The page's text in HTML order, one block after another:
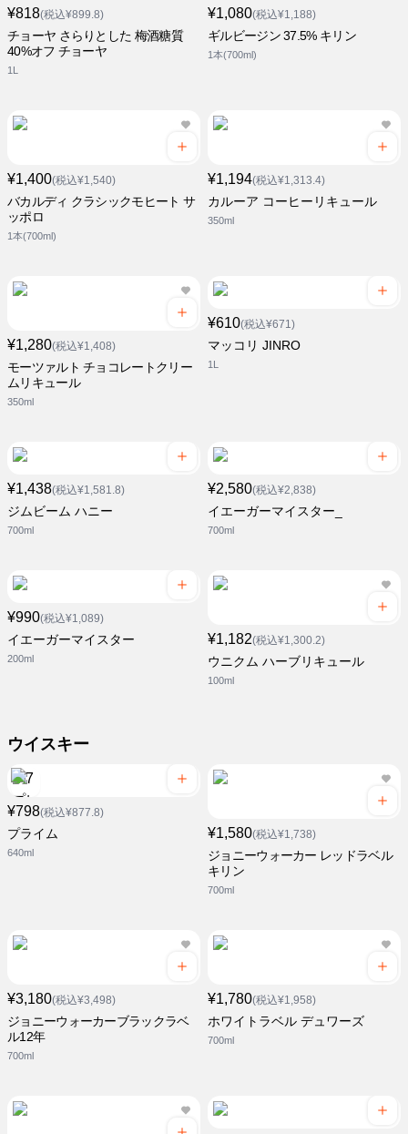
¥818(税込¥899.8)
チョーヤ さらりとした 梅酒糖質
40%オフ チョーヤ
1L
¥1,080(税込¥1,188)
ギルビージン 37.5% キリン
1本(700ml)
¥1,400(税込¥1,540)
バカルディ クラシックモヒート サ
ッポロ
1本(700ml)
¥1,194(税込¥1,313.4)
カルーア コーヒーリキュール
350ml
¥1,280(税込¥1,408)
モーツァルト チョコレートクリー
ムリキュール
350ml
¥610(税込¥671)
マッコリ JINRO
1L
¥1,438(税込¥1,581.8)
ジムビーム ハニー
700ml
¥2,580(税込¥2,838)
イエーガーマイスター_
700ml
¥990(税込¥1,089)
イエーガーマイスター
200ml
¥1,182(税込¥1,300.2)
ウニクム ハーブリキュール
100ml
ウイスキー
¥798(税込¥877.8)
プライム
640ml
¥1,580(税込¥1,738)
ジョニーウォーカー レッドラベル
キリン
700ml
¥3,180(税込¥3,498)
ジョニーウォーカーブラックラベ
ル12年
700ml
¥1,780(税込¥1,958)
ホワイトラベル デュワーズ
700ml